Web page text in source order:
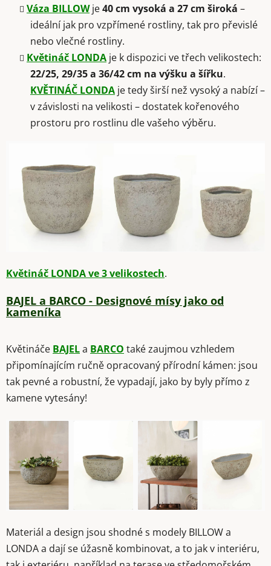
Váza BILLOWje40 cm vysoká a 27 cm široká –
ideální jak pro vzpřímené rostliny, tak pro převislé
nebo vlečné rostliny.
Květináč LONDA je k dispozici ve třech velikostech:
22/25, 29/35 a 36/42 cm na výšku a šířku.
KVĚTINÁČ LONDA je tedy širší než vysoký a nabízí –
v závislosti na velikosti – dostatek kořenového
prostoru pro rostlinu dle vašeho výběru.
Květináč LONDA ve 3 velikostech.
BAJEL a BARCO - Designové mísy jako od
kameníka
Květináče BAJELa BARCO také zaujmou vzhledem
připomínajícím ručně opracovaný přírodní kámen: jsou
tak pevné a robustní, že vypadají, jako by byly přímo z
kamene vytesány!
Materiál a design jsou shodné s modely BILLOW a
LONDA a dají se úžasně kombinovat, a to jak v interiéru,